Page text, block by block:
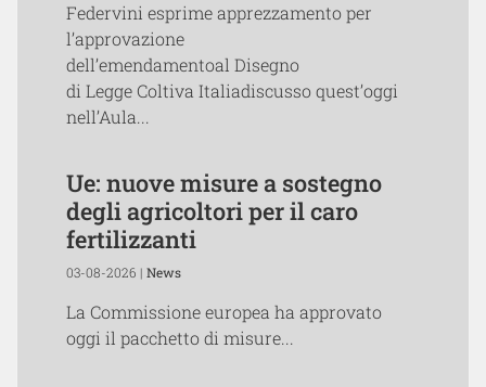
Federvini esprime apprezzamento per
l’approvazione
dell’emendamentoal Disegno
di Legge Coltiva Italiadiscusso quest’oggi
nell’Aula...
Ue: nuove misure a sostegno
degli agricoltori per il caro
fertilizzanti
03-08-2026 | News
La Commissione europea ha approvato
oggi il pacchetto di misure...